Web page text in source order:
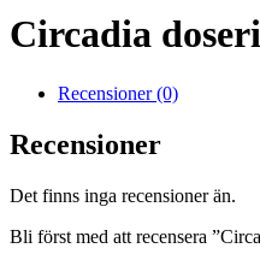
Circadia
Recensioner (0)
Recensioner
Det finns inga recensioner än.
Bli först med att recensera